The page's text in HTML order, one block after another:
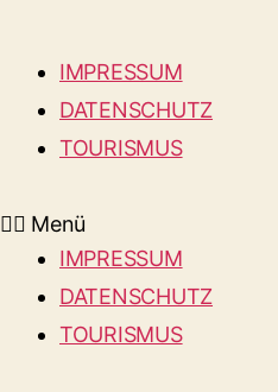
IMPRESSUM
DATENSCHUTZ
TOURISMUS
Menü
IMPRESSUM
DATENSCHUTZ
TOURISMUS